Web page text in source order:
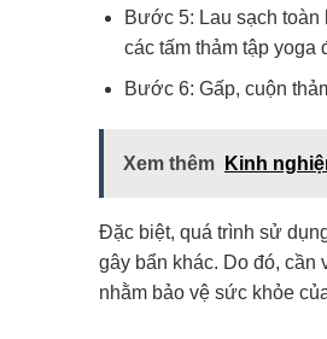
Bước 5: Lau sạch
các tấm thảm tập yoga
Bước 6: Gấp, cuộn
Xem thêm Kinh
Đặc biệt, quá trình sử
gây bẩn khác. Do đó, cần
nhằm bảo vệ sức khỏe